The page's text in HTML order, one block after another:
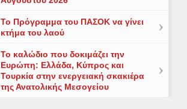
Το Πρόγραμμα του ΠΑΣΟΚ να γίνει
κτήμα του λαού
Το καλώδιο που δοκιμάζει την
Ευρώπη: Ελλάδα, Κύπρος και
Τουρκία στην ενεργειακή σκακιέρα
της Ανατολικής Μεσογείου